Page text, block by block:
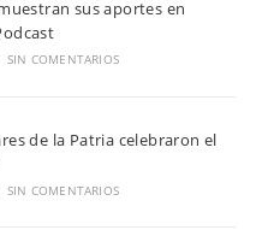
sus aportes en
SIN COMENTARIOS
de la Patria celebraron el
SIN COMENTARIOS